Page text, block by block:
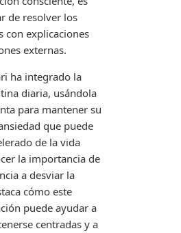
de resolver los
con explicaciones
externas.
ha integrado la
diaria, usándola
para mantener su
que puede
de la vida
la importancia de
a desviar la
cómo este
puede ayudar a
centradas y a